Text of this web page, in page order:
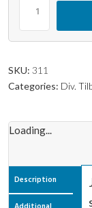
SKU: 311
Categories: Div.
Loading...
Description